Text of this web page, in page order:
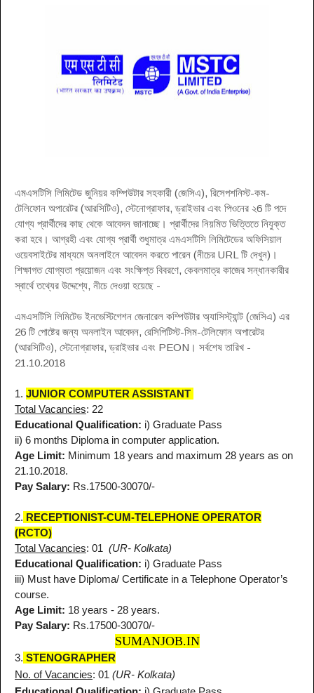
এমএসটিসি লিমিটেড জুনিয়র কম্পিউটার সহকারী (জেসিএ), রিসেপশনিস্ট-কম-
টেলিফোন অপারেটর (আরসিটিও), স্টেনোগ্রাফার, ড্রাইভার এবং পিওনের ২6 টি পদে
যোগ্য প্রার্থীদের কাছ থেকে আবেদন জানাচ্ছে। প্রার্থীদের নিয়মিত ভিত্তিতে নিযুক্ত
করা হবে। আগ্রহী এবং যোগ্য প্রার্থী শুধুমাত্র এমএসটিসি লিমিটেডের অফিসিয়াল
ওয়েবসাইটের মাধ্যমে অনলাইনে আবেদন করতে পারেন (নীচের URL টি দেখুন)।
শিক্ষাগত যোগ্যতা প্রয়োজন এবং সংক্ষিপ্ত বিবরণে, কেবলমাত্র কাজের সন্ধানকারীর
স্বার্থে তথ্যের উদ্দেশ্যে, নীচে দেওয়া হয়েছে -
এমএসটিসি লিমিটেড ইনভেস্টিগেশন জেনারেল কম্পিউটার অ্যাসিস্ট্যান্ট (জেসিএ) এর
26 টি পোষ্টের জন্য অনলাইন আবেদন, রেসিপিটিস্ট-সিম-টেলিফোন অপারেটর
(আরসিটিও), স্টেনোগ্রাফার, ড্রাইভার এবং PEON। সর্বশেষ তারিখ -
21.10.2018
1. JUNIOR COMPUTER ASSISTANT
Total Vacancies: 22
Educational Qualification: i) Graduate Pass
ii) 6 months Diploma in computer application.
Age Limit: Minimum 18 years and maximum 28 years as on
21.10.2018.
Pay Salary: Rs.17500-30070/-
2. RECEPTIONIST-CUM-TELEPHONE OPERATOR
(RCTO)
Total Vacancies: 01 (UR- Kolkata)
Educational Qualification: i) Graduate Pass
iii) Must have Diploma/ Certificate in a Telephone Operator’s
course.
Age Limit: 18 years - 28 years.
Pay Salary: Rs.17500-30070/-
SUMANJOB.IN
3. STENOGRAPHER
No. of Vacancies: 01 (UR- Kolkata)